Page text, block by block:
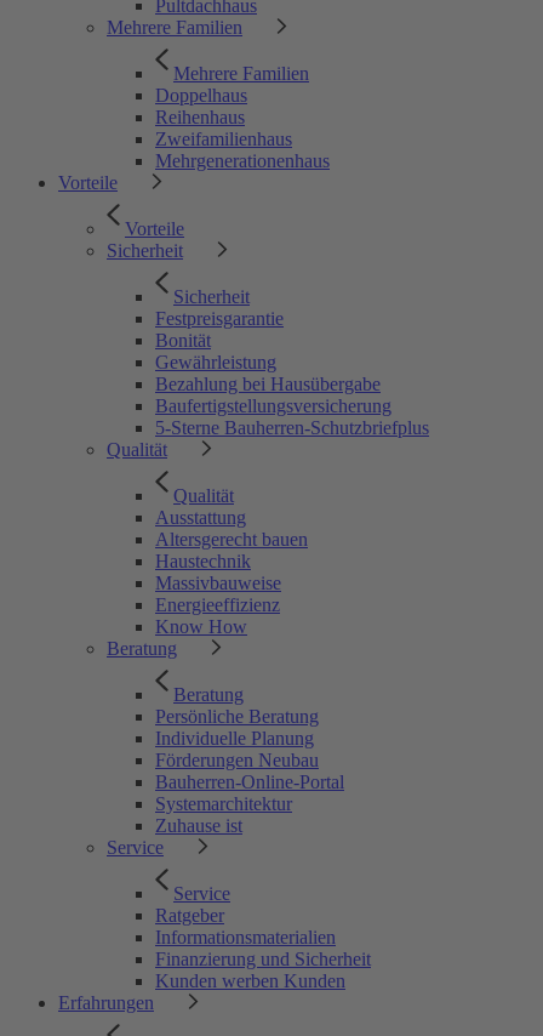
Pultdachhaus
Mehrere Familien
Mehrere Familien
Doppelhaus
Reihenhaus
Zweifamilienhaus
Mehrgenerationenhaus
Vorteile
Vorteile
Sicherheit
Sicherheit
Festpreisgarantie
Bonität
Gewährleistung
Bezahlung bei Hausübergabe
Baufertigstellungsversicherung
5-Sterne Bauherren-Schutzbriefplus
Qualität
Qualität
Ausstattung
Altersgerecht bauen
Haustechnik
Massivbauweise
Energieeffizienz
Know How
Beratung
Beratung
Persönliche Beratung
Individuelle Planung
Förderungen Neubau
Bauherren-Online-Portal
Systemarchitektur
Zuhause ist
Service
Service
Ratgeber
Informationsmaterialien
Finanzierung und Sicherheit
Kunden werben Kunden
Erfahrungen